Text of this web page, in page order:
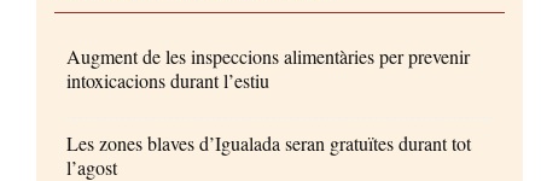
Augment de les inspeccions alimentàries per prevenir
intoxicacions durant l’estiu
Les zones blaves d’Igualada seran gratuïtes durant tot
l’agost